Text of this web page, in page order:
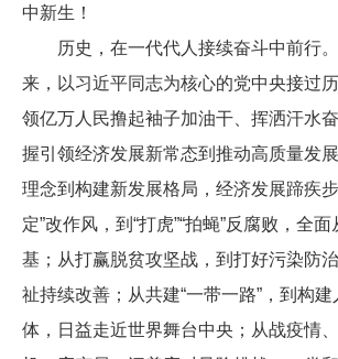
中新生！
历史，在一代代人接续奋斗中前行。
来，以习近平同志为核心的党中央接过
领亿万人民撸起袖子加油干、挥洒汗水
握引领经济发展新常态到推动高质量发
理念到构建新发展格局，经济发展蹄疾
定”改作风，到“打虎”“拍蝇”反腐败，全
基；从打赢脱贫攻坚战，到打好污染防
祉持续改善；从共建“一带一路”，到构建
体，日益走近世界舞台中央；从战疫情